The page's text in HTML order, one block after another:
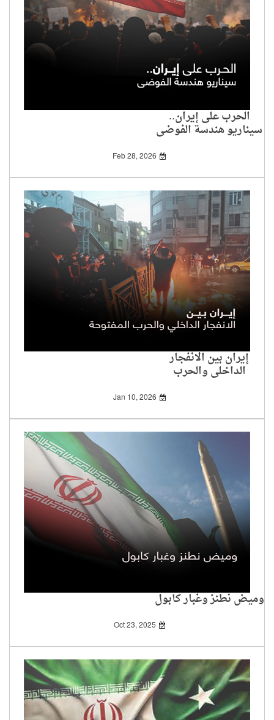
الحرب على إيران..
سيناريو هندسة الفوضى
Feb 28, 2026
إيران بين الانفجار
الداخلي والحرب
Jan 10, 2026
وميض نطنز وغبار كابول
Oct 23, 2025